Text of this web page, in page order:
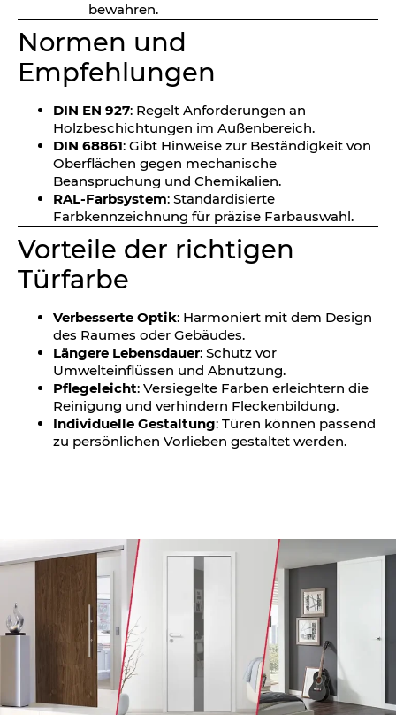
bewahren.
Normen und
Empfehlungen
DIN EN 927: Regelt Anforderungen an
Holzbeschichtungen im Außenbereich.
DIN 68861: Gibt Hinweise zur Beständigkeit von
Oberflächen gegen mechanische
Beanspruchung und Chemikalien.
RAL-Farbsystem: Standardisierte
Farbkennzeichnung für präzise Farbauswahl.
Vorteile der richtigen
Türfarbe
Verbesserte Optik: Harmoniert mit dem Design
des Raumes oder Gebäudes.
Längere Lebensdauer: Schutz vor
Umwelteinflüssen und Abnutzung.
Pflegeleicht: Versiegelte Farben erleichtern die
Reinigung und verhindern Fleckenbildung.
Individuelle Gestaltung: Türen können passend
zu persönlichen Vorlieben gestaltet werden.